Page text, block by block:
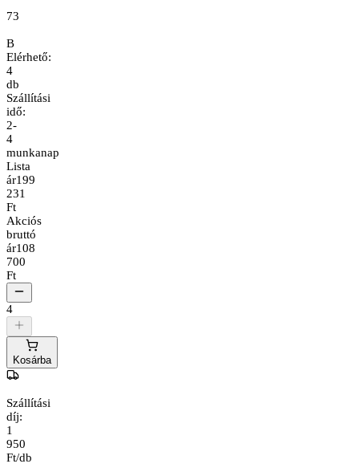
73
B
Elérhető:
4
db
Szállítási
idő:
2-
4
munkanap
Lista
ár199
231
Ft
Akciós
bruttó
ár108
700
Ft
4
Kosárba
Szállítási
díj:
1
950
Ft/db